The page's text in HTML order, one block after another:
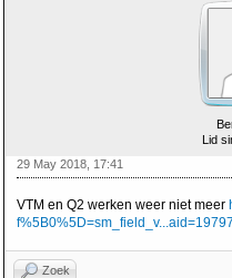
Lid
29 May 2018, 17:41
VTM en Q2 werken weer niet meer
Zoek